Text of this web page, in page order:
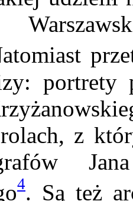
portrety
z
4. Są też